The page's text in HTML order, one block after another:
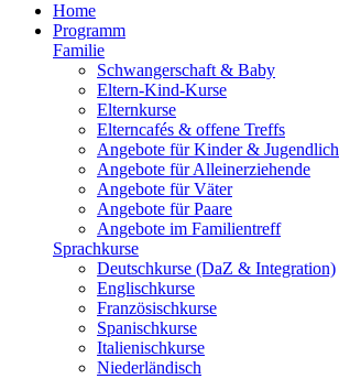
Home
Programm
Familie
Schwangerschaft & Baby
Eltern-Kind-Kurse
Elternkurse
Elterncafés & offene Treffs
Angebote für Kinder &
Angebote für Alleinerziehende
Angebote für Väter
Angebote für Paare
Angebote im Familientreff
Sprachkurse
Deutschkurse (DaZ & Integration)
Englischkurse
Französischkurse
Spanischkurse
Italienischkurse
Niederländisch